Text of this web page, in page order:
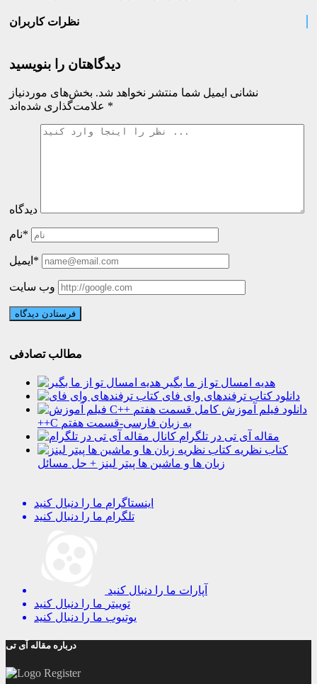
نظرات کاربران
دیدگاهتان را بنویسید
نشانی ایمیل شما منتشر نخواهد شد. بخش‌های موردنیاز
*
دیدگاه
نام*
ایمیل*
وب سایت
مطالب تصادفی
هدیه امسال تو از ما بگیر
دانلود کتاب ترفندهای وای فای
دانلود فیلم آموزش کامل
++C به زبان فارسی-قسمت هفتم
مقاله آی تی در تلگرام
کتاب نظریه
زبان ها و ماشین ها پیتر لینز + حل مسائل
اینستاگرام ما را دنبال کنید
تلگرام ما را دنبال کنید
آپارات ما را دنبال کنید
توییتر ما را دنبال کنید
یوتیوب ما را دنبال کنید
درباره مقاله آی تی